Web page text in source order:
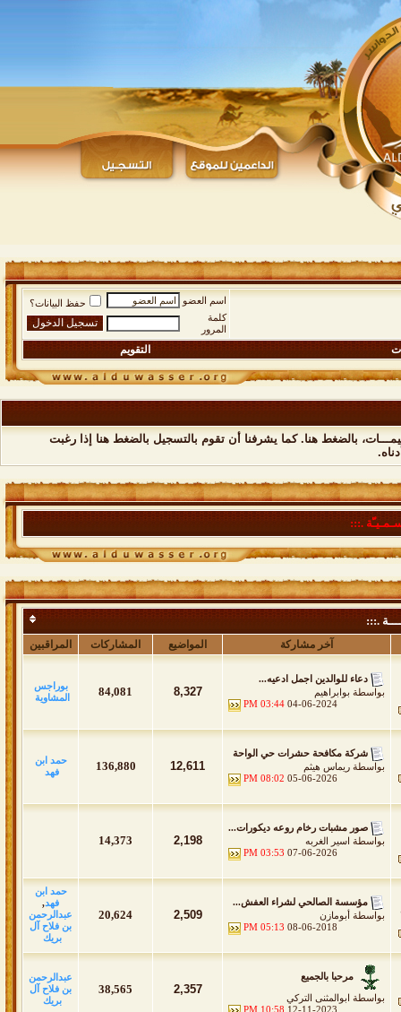
اسم العضو
حفظ البيانات؟
كلمة
المرور
التقويم
بالضغط هنا. كما يشرفنا أن تقوم بالتسجيل بالضغط هنا إذا رغبت
.:::
.:::
آخر مشاركة المواضيع المشاركات المراقبين
دعاء للوالدين اجمل ادعيه...
بواسطة بوابراهيم
04-06-2024
03:44 PM
8,327
84,081
بوراجس
المشاوية
شركة مكافحة حشرات حي الواحة
بواسطة ريماس هيثم
05-06-2026
08:02 PM
12,611
136,880
حمد ابن
فهد
صور مشبات رخام روعه ديكورات...
بواسطة اسير الغربه
07-06-2026
03:53 PM
2,198
14,373
مؤسسة الصالحي لشراء العفش...
بواسطة أبومازن
08-06-2018
05:13 PM
2,509
20,624
حمد ابن
فهد,
عبدالرحمن
بن فلاح آل
بريك
مرحبا بالجميع
بواسطة ابوالمثنى التركي
12-11-2023
10:58 PM
2,357
38,565
عبدالرحمن
بن فلاح آل
بريك